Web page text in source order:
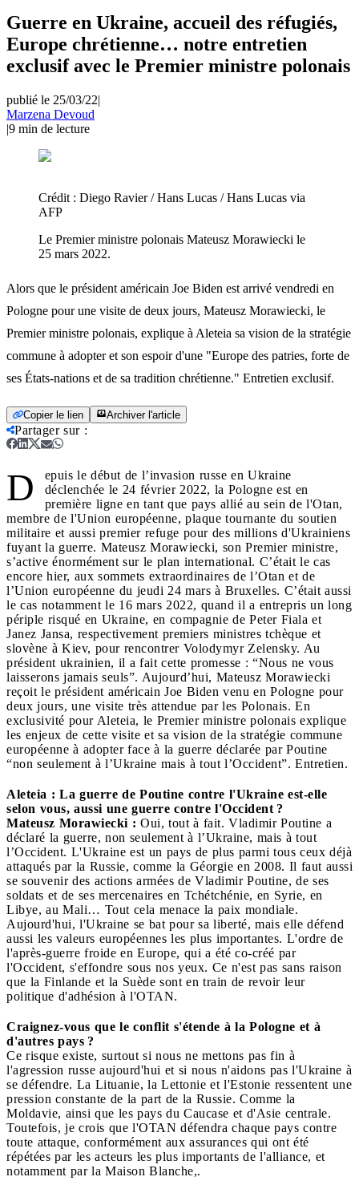
Guerre en Ukraine, accueil des réfugiés,
Europe chrétienne… notre entretien
exclusif avec le Premier ministre polonais
publié le 25/03/22|
Marzena Devoud
|9 min de lecture
Crédit : Diego Ravier / Hans Lucas / Hans Lucas via
AFP
Le Premier ministre polonais Mateusz Morawiecki le
25 mars 2022.
Alors que le président américain Joe Biden est arrivé vendredi en
Pologne pour une visite de deux jours, Mateusz Morawiecki, le
Premier ministre polonais, explique à Aleteia sa vision de la stratégie
commune à adopter et son espoir d'une "Europe des patries, forte de
ses États-nations et de sa tradition chrétienne." Entretien exclusif.
Copier le lien Archiver l'article
Partager sur:
D
epuis le début de l’invasion russe en Ukraine
déclenchée le 24 février 2022, la Pologne est en
première ligne en tant que pays allié au sein de l'Otan,
membre de l'Union européenne, plaque tournante du soutien
militaire et aussi premier refuge pour des millions d'Ukrainiens
fuyant la guerre. Mateusz Morawiecki, son Premier ministre,
s’active énormément sur le plan international. C’était le cas
encore hier, aux sommets extraordinaires de l’Otan et de
l’Union européenne du jeudi 24 mars à Bruxelles. C’était aussi
le cas notamment le 16 mars 2022, quand il a entrepris un long
périple risqué en Ukraine, en compagnie de Peter Fiala et
Janez Jansa, respectivement premiers ministres tchèque et
slovène à Kiev, pour rencontrer Volodymyr Zelensky. Au
président ukrainien, il a fait cette promesse : “Nous ne vous
laisserons jamais seuls”. Aujourd’hui, Mateusz Morawiecki
reçoit le président américain Joe Biden venu en Pologne pour
deux jours, une visite très attendue par les Polonais. En
exclusivité pour Aleteia, le Premier ministre polonais explique
les enjeux de cette visite et sa vision de la stratégie commune
européenne à adopter face à la guerre déclarée par Poutine
“non seulement à l’Ukraine mais à tout l’Occident”. Entretien.
Aleteia : La guerre de Poutine contre l'Ukraine est-elle
selon vous, aussi une guerre contre l'Occident ?
Mateusz Morawiecki : Oui, tout à fait. Vladimir Poutine a
déclaré la guerre, non seulement à l’Ukraine, mais à tout
l’Occident. L'Ukraine est un pays de plus parmi tous ceux déjà
attaqués par la Russie, comme la Géorgie en 2008. Il faut aussi
se souvenir des actions armées de Vladimir Poutine, de ses
soldats et de ses mercenaires en Tchétchénie, en Syrie, en
Libye, au Mali… Tout cela menace la paix mondiale.
Aujourd'hui, l'Ukraine se bat pour sa liberté, mais elle défend
aussi les valeurs européennes les plus importantes. L'ordre de
l'après-guerre froide en Europe, qui a été co-créé par
l'Occident, s'effondre sous nos yeux. Ce n'est pas sans raison
que la Finlande et la Suède sont en train de revoir leur
politique d'adhésion à l'OTAN.
Craignez-vous que le conflit s'étende à la Pologne et à
d'autres pays ?
Ce risque existe, surtout si nous ne mettons pas fin à
l'agression russe aujourd'hui et si nous n'aidons pas l'Ukraine à
se défendre. La Lituanie, la Lettonie et l'Estonie ressentent une
pression constante de la part de la Russie. Comme la
Moldavie, ainsi que les pays du Caucase et d'Asie centrale.
Toutefois, je crois que l'OTAN défendra chaque pays contre
toute attaque, conformément aux assurances qui ont été
répétées par les acteurs les plus importants de l'alliance, et
notamment par la Maison Blanche,.